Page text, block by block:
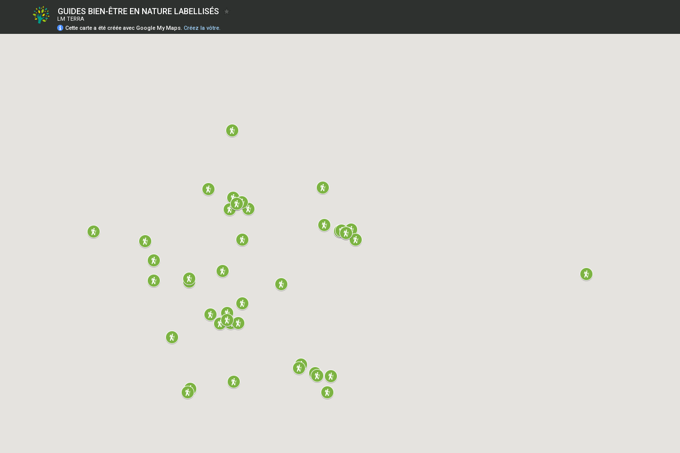
GUIDES BIEN-ÊTRE EN NATURE LABELLISÉS
LM TERRA
Cette carte a été créée avec Google My Maps. Créez la vôtre.